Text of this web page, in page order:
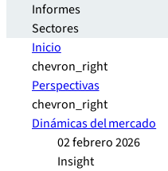
Informes
Sectores
Inicio
chevron_right
Perspectivas
chevron_right
Dinámicas del mercado
02 febrero 2026
Insight